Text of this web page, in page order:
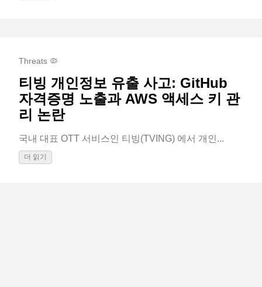
Threats 🦠
티빙 개인정보 유출 사고: GitHub
자격증명 노출과 AWS 액세스 키 관
리 논란
국내 대표 OTT 서비스인 티빙(TVING) 에서 개인...
더 읽기